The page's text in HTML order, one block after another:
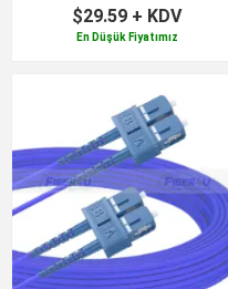
$29.59 + KDV
En Düşük Fiyatımız